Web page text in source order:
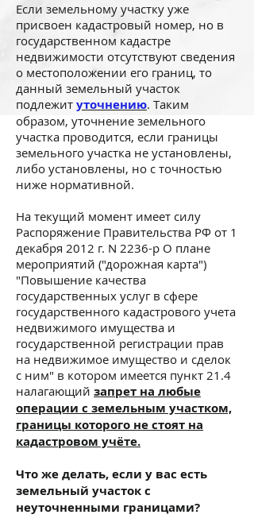
Если земельному участку уже
присвоен кадастровый номер, но в
государственном кадастре
недвижимости отсутствуют сведения
о местоположении его границ, то
данный земельный участок
подлежит уточнению. Таким
образом, уточнение земельного
участка проводится, если границы
земельного участка не установлены,
либо установлены, но с точностью
ниже нормативной.
На текущий момент имеет силу
Распоряжение Правительства РФ от 1
декабря 2012 г. N 2236-р О плане
мероприятий ("дорожная карта")
"Повышение качества
государственных услуг в сфере
государственного кадастрового учета
недвижимого имущества и
государственной регистрации прав
на недвижимое имущество и сделок
с ним" в котором имеется пункт 21.4
налагающий запрет на любые
операции с земельным участком,
границы которого не стоят на
кадастровом учёте.​
Что же делать, если у вас есть
земельный участок с
неуточненными границами?